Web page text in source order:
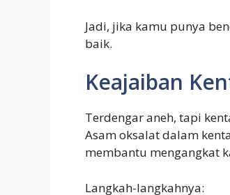
Jadi, jika kamu punya
baik.
Keajaiban
Terdengar aneh, tapi
Asam oksalat dalam
membantu mengangkat
Langkah-langkahnya: